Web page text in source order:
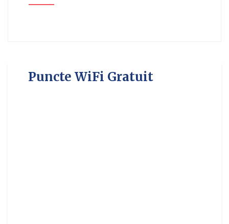
Puncte WiFi Gratuit